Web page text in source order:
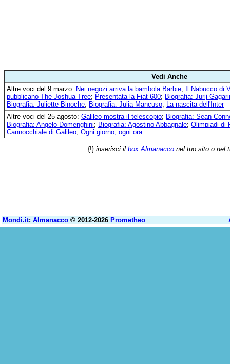
Vedi Anche
Altre voci del 9 marzo: Nei negozi arriva la bambola Barbie;
Il Nabucco di
pubblicano The Joshua Tree; Presentata la Fiat 600; Biografia: Jurij
Biografia: Juliette Binoche; Biografia: Julia Mancuso; La nascita dell'Inter
Altre voci del 25 agosto: Galileo mostra il telescopio; Biografia: Sean
Biografia: Angelo Domenghini; Biografia: Agostino Abbagnale; Olimpiadi di
Cannocchiale di Galileo; Ogni giorno, ogni ora
{!} inserisci il box Almanacco nel tuo sito o nel
Mondi.it: Almanacco © 2012-2026 Prometheo